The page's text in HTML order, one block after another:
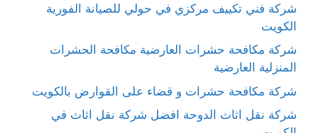
شركة فني تكييف مركزي في حولي للصيانة الفورية
الكويت
شركة مكافحة حشرات العارضية مكافحة الحشرات
المنزلية العارضية
شركة مكافحة حشرات و قضاء على القوارض بالكويت
شركة نقل اثاث الدوحة افضل شركة نقل اثاث في